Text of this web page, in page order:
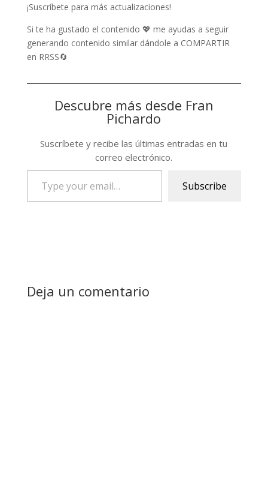
¡Suscríbete para más actualizaciones!
Si te ha gustado el contenido 💖 me ayudas a seguir
generando contenido similar dándole a COMPARTIR
en RRSS🔄
Descubre más desde Fran
Pichardo
Suscríbete y recibe las últimas entradas en tu
correo electrónico.
email…
Subscribe
Deja un comentario